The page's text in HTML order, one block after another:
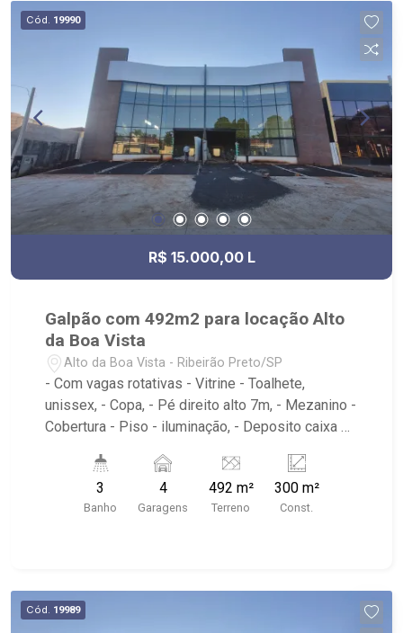
Cód. 19990
R$ 15.000,00 L
Galpão com 492m2 para locação Alto
da Boa Vista
Alto da Boa Vista - Ribeirão Preto/SP
- Com vagas rotativas - Vitrine - Toalhete,
unissex, - Copa, - Pé direito alto 7m, - Mezanino -
Cobertura - Piso - iluminação, - Deposito caixa de
LINDACOR TINTAS, Trinity Despachante,
Paulistão Atacadista, Jet Oil
3
Banho
4
Garagens
492 m²
Terreno
300 m²
Const.
Cód. 19989